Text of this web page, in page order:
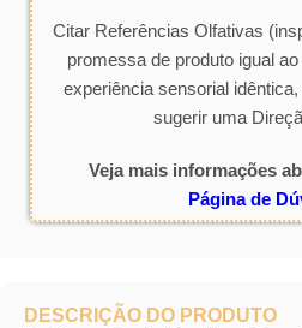
Citar Referências Olfativas
promessa de produto igual
experiência sensorial
sugerir uma
Veja mais informações
Página de
DESCRIÇÃO DO PRODUTO